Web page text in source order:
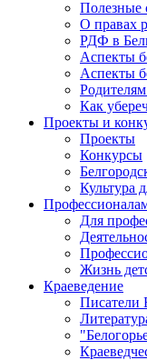
Полезные
О правах
РДФ в
Аспекты
Аспекты
Как
Проекты и
Проекты
Конкурсы
Культура
Для
Жизнь
Краеведение
Писатели